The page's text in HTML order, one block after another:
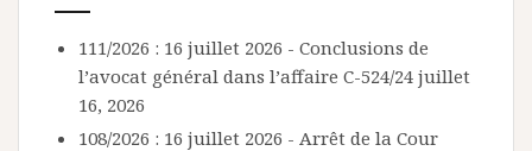
111/2026 : 16 juillet 2026 - Conclusions de
l’avocat général dans l’affaire C-524/24 juillet
16, 2026
108/2026 : 16 juillet 2026 - Arrêt de la Cour